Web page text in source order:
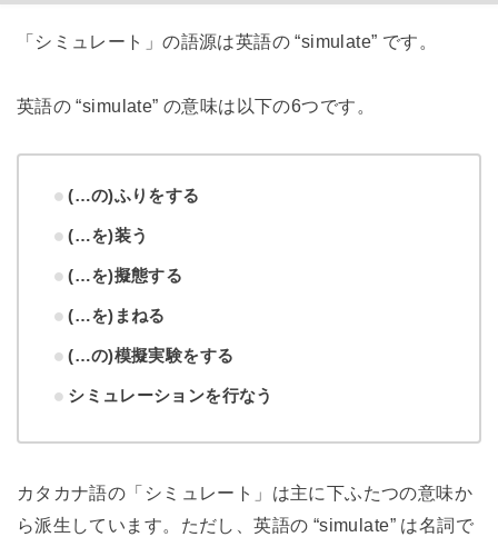
「シミュレート」の語源は英語の “simulate” です。
英語の “simulate” の意味は以下の6つです。
(…の)ふりをする
(…を)装う
(…を)擬態する
(…を)まねる
(…の)模擬実験をする
シミュレーションを行なう
カタカナ語の「シミュレート」は主に下ふたつの意味か
ら派生しています。ただし、英語の “simulate” は名詞で